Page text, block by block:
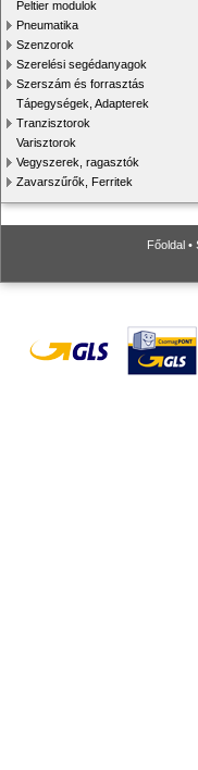
Peltier modulok
Pneumatika
Szenzorok
Szerelési segédanyagok
Szerszám és forrasztás
Tápegységek, Adapterek
Tranzisztorok
Varisztorok
Vegyszerek, ragasztók
Zavarszűrők, Ferritek
Főoldal •